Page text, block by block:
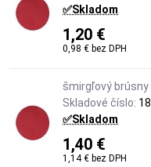
✅Skladom
1,20 €
0,98 € bez DPH
šmirgľový
Skladové číslo:
✅Skladom
1,40 €
1,14 € bez DPH